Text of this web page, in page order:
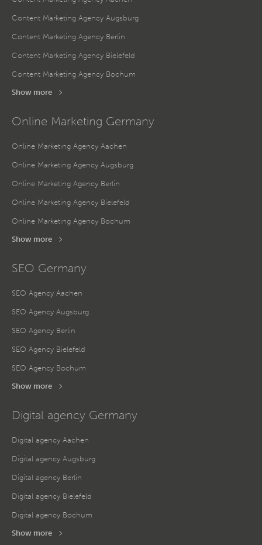
Content Marketing Agency Augsburg
Content Marketing Agency Berlin
Content Marketing Agency Bielefeld
Content Marketing Agency Bochum
Show more
Online Marketing Germany
Online Marketing Agency Aachen
Online Marketing Agency Augsburg
Online Marketing Agency Berlin
Online Marketing Agency Bielefeld
Online Marketing Agency Bochum
Show more
SEO Germany
SEO Agency Aachen
SEO Agency Augsburg
SEO Agency Berlin
SEO Agency Bielefeld
SEO Agency Bochum
Show more
Digital agency Germany
Digital agency Aachen
Digital agency Augsburg
Digital agency Berlin
Digital agency Bielefeld
Digital agency Bochum
Show more